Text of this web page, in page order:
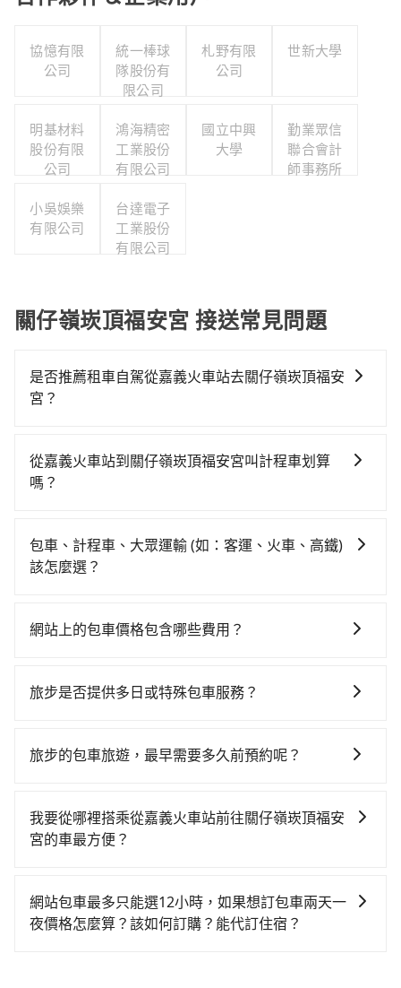
協憶有限
公司
統一棒球
隊股份有
限公司
札野有限
公司
世新大學
明基材料
股份有限
公司
鴻海精密
工業股份
有限公司
國立中興
大學
勤業眾信
聯合會計
師事務所
小吳娛樂
有限公司
台達電子
工業股份
有限公司
關仔嶺崁頂福安宮 接送常見問題
是否推薦租車自駕從嘉義火車站去關仔嶺崁頂福安
宮？
對的時間彈性，最重要的是你當天就要來回，那在嘉義
路邊可隨租隨借的iRent應該是你最便宜選擇。註冊完
宮的花費預估為$400~800（金額差異來自於平假日、車
款差異、抵達目的地後多久原路返回），雖已將eTag和
供最基本的車型，如Toyota Yaris、Prius C、Vios這類
病的就是車況，打開車門才發現仍有上一組乘客遺留的
但上一位用戶卻遲遲尚未歸還，又或者要還車時卻偏偏
便，但實際使用時還是有其區域的限制，實際可停靠的
地點與你的上下車地點仍有段距離，在遇到下雨天或者
從嘉義火車站到關仔嶺崁頂福安宮叫計程車划算
嗎？
灣大車隊，如果在路邊攔不到車，也可考慮打電話至嘉
義火車站附近的計程車隊，如大嘉義計程車、大嘉義高
僅有合法計程車約4,140輛，計程車的密度僅雙北的
臨時攔不到車以及計程車司機不跳錶計費的風險，如你
包車、計程車、大眾運輸 (如：客運、火車、高鐵)
該怎麼選？
擇： 預算：不同交通工具價格不同，可先確定您的預
比較寬鬆且不介意耗時轉乘可選大眾運輸或較貴的計程
車。 時間：需在特定時間到達目的地可選包車或計程
則可搭乘大眾運輸。
網站上的包車價格包含哪些費用？
乘客險、司機小費、營業稅等，不會再有其他額外的費
旅步是否提供多日或特殊包車服務？
專人回覆您。
旅步的包車旅遊，最早需要多久前預約呢？
提供早鳥優惠，您越早預訂就能享有更優惠的價格。所
以不妨趁早訂購，享受更划算的價格。
我要從哪裡搭乘從嘉義火車站前往關仔嶺崁頂福安
宮的車最方便？
落，只要有路能到、Google地圖上能標註、GPS上能找
得到，我們就保證發車。直接在官網上輸入住家地址、
網站包車最多只能選12小時，如果想訂包車兩天一
夜價格怎麼算？該如何訂購？能代訂住宿？